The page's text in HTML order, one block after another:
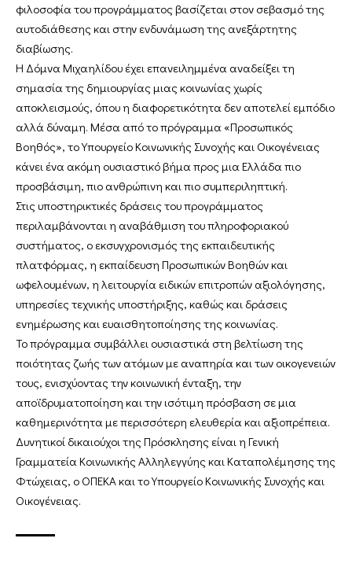
φιλοσοφία του προγράμματος βασίζεται στον σεβασμό της
αυτοδιάθεσης και στην ενδυνάμωση της ανεξάρτητης
διαβίωσης.
Η Δόμνα Μιχαηλίδου έχει επανειλημμένα αναδείξει τη
σημασία της δημιουργίας μιας κοινωνίας χωρίς
αποκλεισμούς, όπου η διαφορετικότητα δεν αποτελεί εμπόδιο
αλλά δύναμη. Μέσα από το πρόγραμμα «Προσωπικός
Βοηθός», το Υπουργείο Κοινωνικής Συνοχής και Οικογένειας
κάνει ένα ακόμη ουσιαστικό βήμα προς μια Ελλάδα πιο
προσβάσιμη, πιο ανθρώπινη και πιο συμπεριληπτική.
Στις υποστηρικτικές δράσεις του προγράμματος
περιλαμβάνονται η αναβάθμιση του πληροφοριακού
συστήματος, ο εκσυγχρονισμός της εκπαιδευτικής
πλατφόρμας, η εκπαίδευση Προσωπικών Βοηθών και
ωφελουμένων, η λειτουργία ειδικών επιτροπών αξιολόγησης,
υπηρεσίες τεχνικής υποστήριξης, καθώς και δράσεις
ενημέρωσης και ευαισθητοποίησης της κοινωνίας.
Το πρόγραμμα συμβάλλει ουσιαστικά στη βελτίωση της
ποιότητας ζωής των ατόμων με αναπηρία και των οικογενειών
τους, ενισχύοντας την κοινωνική ένταξη, την
αποϊδρυματοποίηση και την ισότιμη πρόσβαση σε μια
καθημερινότητα με περισσότερη ελευθερία και αξιοπρέπεια.
Δυνητικοί δικαιούχοι της Πρόσκλησης είναι η Γενική
Γραμματεία Κοινωνικής Αλληλεγγύης και Καταπολέμησης της
Φτώχειας, ο ΟΠΕΚΑ και το Υπουργείο Κοινωνικής Συνοχής και
Οικογένειας.